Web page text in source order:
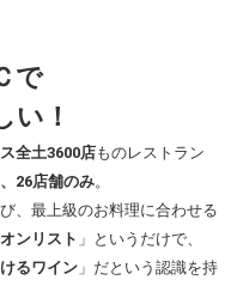
で
い！
全土3600店ものレストラン
26店舗のみ。
、最上級のお料理に合わせる
ンリスト 」というだけで、
るワイン 」だという認識を持